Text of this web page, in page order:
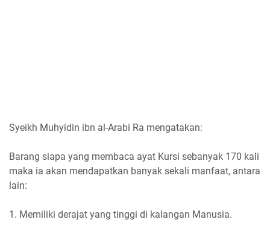
Syeikh Muhyidin ibn al-Arabi Ra mengatakan:
Barang siapa yang membaca ayat Kursi sebanyak 170 kali
maka ia akan mendapatkan banyak sekali manfaat, antara
lain:
1. Memiliki derajat yang tinggi di kalangan Manusia.